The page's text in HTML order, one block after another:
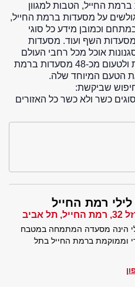
ברמת החייל, הטבות למגוון
על מסעדות ברמת החייל,
וכמובן מידע כל סוגי
השף ועוד. מסעדות
אוכל מכל רחבי העולם
במקום אחד. בואו להכיר, ליהנות ולטעום מכ-48 מסעדות ברמת
הטעם המיוחד שלה.
שביקשת:
כשר ולא כשר כל האזורים
לילי רמת החייל
תל אביב
הינה מסעדה המתמחה במטבח
וממוקמת ברמת החייל בתל